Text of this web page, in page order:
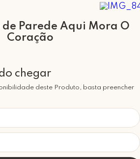
Parede Aqui Mora O
Coração
deste Produto, basta preencher